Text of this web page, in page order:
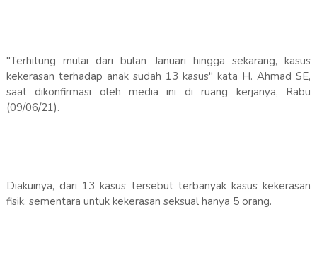
"Terhitung mulai dari bulan Januari hingga sekarang, kasus
kekerasan terhadap anak sudah 13 kasus" kata H. Ahmad SE,
saat dikonfirmasi oleh media ini di ruang kerjanya, Rabu
(09/06/21).
Diakuinya, dari 13 kasus tersebut terbanyak kasus kekerasan
fisik, sementara untuk kekerasan seksual hanya 5 orang.